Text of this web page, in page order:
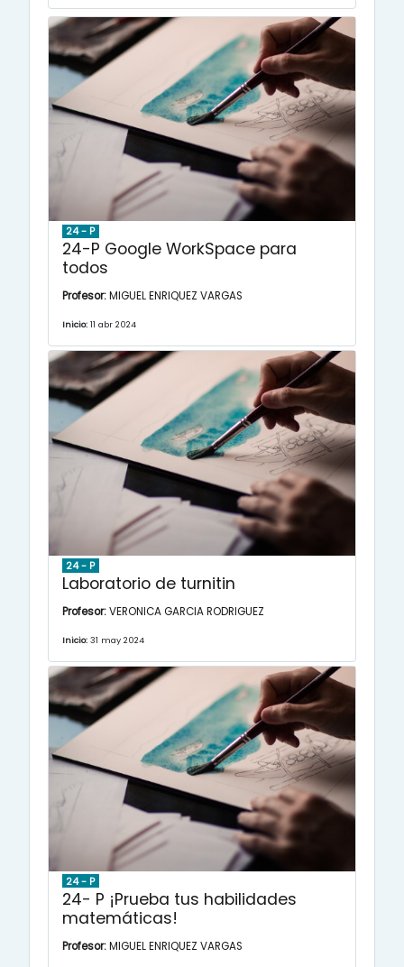
24 - P
24-P Google WorkSpace para
todos
Profesor:MIGUEL ENRIQUEZ VARGAS
Inicio: 11 abr 2024
24 - P
Laboratorio de turnitin
Profesor:VERONICA GARCIA RODRIGUEZ
Inicio: 31 may 2024
24 - P
24- P ¡Prueba tus habilidades
matemáticas!
Profesor:MIGUEL ENRIQUEZ VARGAS